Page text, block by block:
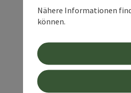
Nähere Informationen
können.